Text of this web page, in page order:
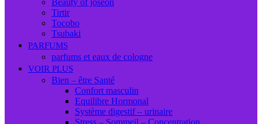
Tirtir
Tocobo
Tsubaki
PARFUMS
parfums et eaux de cologne
VOIR PLUS
Bien – être Santé
Confort masculin
Equilibre Hormonal
Système digestif – urinaire
Stress – Sommeil – Concentration